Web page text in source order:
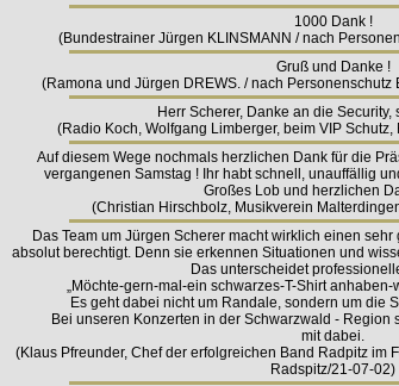
1000 Dank !
(Bundestrainer Jürgen KLINSMANN / nach
Gruß und Danke !
(Ramona und Jürgen DREWS. / nach
Herr Scherer, Danke an die Security,
(Radio Koch, Wolfgang Limberger, beim VIP
Auf diesem Wege nochmals herzlichen Dank für die
vergangenen Samstag ! Ihr habt schnell, unauffällig
Großes Lob und herzlichen
(Christian Hirschbolz, Musikverein
Das Team um Jürgen Scherer macht wirklich einen
absolut berechtigt. Denn sie erkennen Situationen und
Das unterscheidet
„Möchte-gern-mal-ein schwarzes-T-Shirt anhaben-
Es geht dabei nicht um Randale, sondern um die
Bei unseren Konzerten in der Schwarzwald - Region
mit dabei.
(Klaus Pfreunder, Chef der erfolgreichen Band Radpitz im
Radspitz/21-07-02)